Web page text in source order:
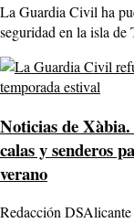
La Guardia Civil ha
seguridad en la isla
Noticias de Xàbia.
calas y senderos
verano
Redacción DSAlicante